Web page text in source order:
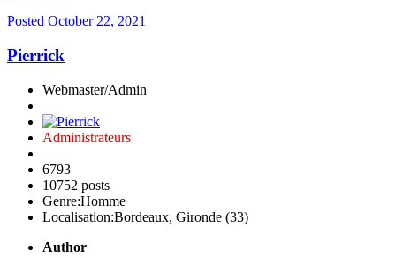
Posted October 22, 2021
Pierrick
Webmaster/Admin
Administrateurs
6793
10752 posts
Genre:Homme
Localisation:Bordeaux, Gironde (33)
Author